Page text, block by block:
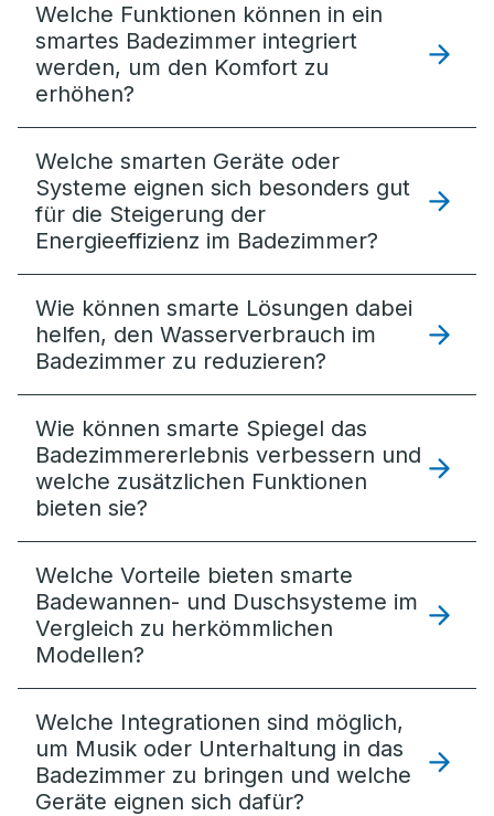
Welche Funktionen können in ein
smartes Badezimmer integriert
werden, um den Komfort zu
erhöhen?
Welche smarten Geräte oder
Systeme eignen sich besonders gut
für die Steigerung der
Energieeffizienz im Badezimmer?
Wie können smarte Lösungen dabei
helfen, den Wasserverbrauch im
Badezimmer zu reduzieren?
Wie können smarte Spiegel das
Badezimmererlebnis verbessern und
welche zusätzlichen Funktionen
bieten sie?
Welche Vorteile bieten smarte
Badewannen- und Duschsysteme im
Vergleich zu herkömmlichen
Modellen?
Welche Integrationen sind möglich,
um Musik oder Unterhaltung in das
Badezimmer zu bringen und welche
Geräte eignen sich dafür?